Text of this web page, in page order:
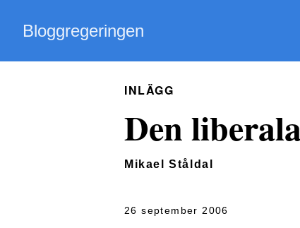
Bloggregeringen
INLÄGG
Den
Mikael Ståldal
26 september 2006